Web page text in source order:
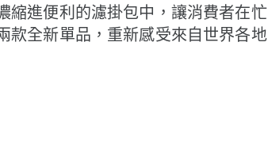
縮進便利的濾掛包中，讓消費者在忙
款全新單品，重新感受來自世界各地